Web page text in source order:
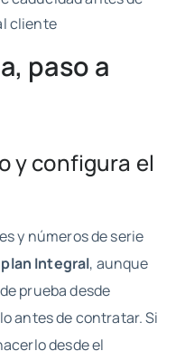
cliente
paso a
y configura el
y números de serie
plan Integral, aunque
prueba desde
antes de contratar. Si
desde el